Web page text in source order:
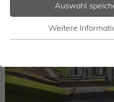
Auswahl
Weitere